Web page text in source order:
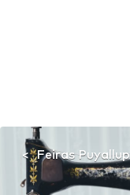
Feiras Puyallup